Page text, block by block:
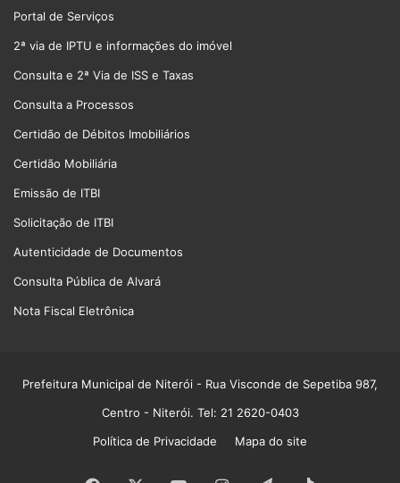
Portal de Serviços
2ª via de IPTU e informações do imóvel
Consulta e 2ª Via de ISS e Taxas
Consulta a Processos
Certidão de Débitos Imobiliários
Certidão Mobiliária
Emissão de ITBI
Solicitação de ITBI
Autenticidade de Documentos
Consulta Pública de Alvará
Nota Fiscal Eletrônica
Prefeitura Municipal de Niterói - Rua Visconde de Sepetiba 987,
Centro - Niterói. Tel: 21 2620-0403
Política de Privacidade
Mapa do site